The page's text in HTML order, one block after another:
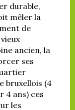
durable,
mêler la
de
ancien, la
ses
bruxellois (4
4 ans) ces
les